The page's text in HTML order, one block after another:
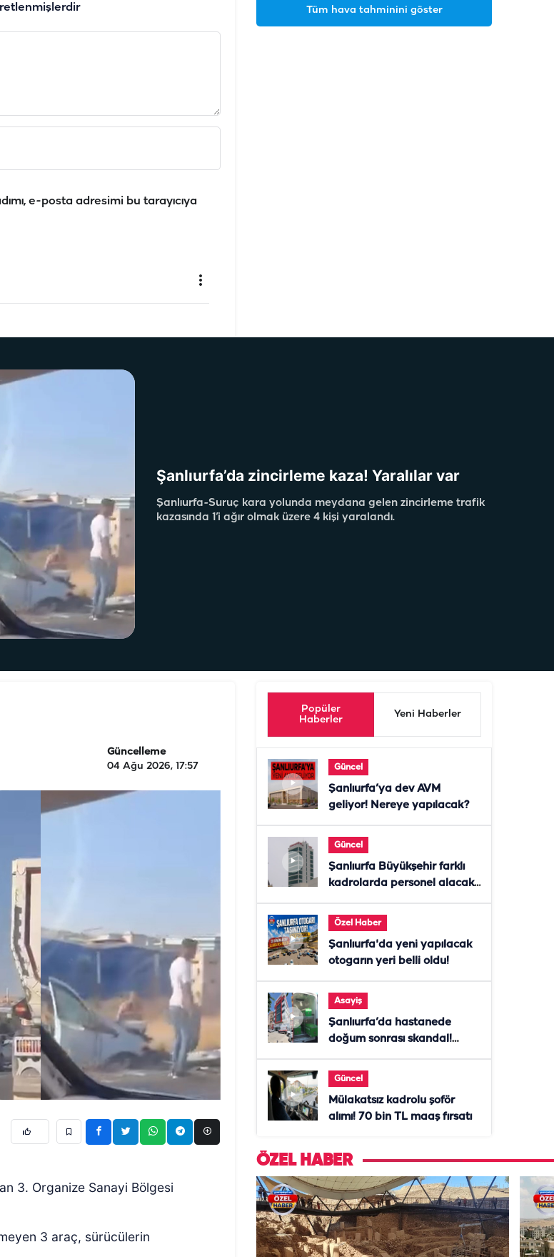
e-posta adresimi bu tarayıcıya
Tüm hava tahminini göster
Şanlıurfa’da zincirleme kaza! Yaralılar var
Şanlıurfa-Suruç kara yolunda meydana gelen zincirleme trafik
kazasında 1’i ağır olmak üzere 4 kişi yaralandı.
Güncelleme
04 Ağu 2026, 17:57
3. Organize Sanayi Bölgesi
3 araç, sürücülerin
Popüler
Haberler
Yeni Haberler
Güncel
Şanlıurfa’ya dev AVM
geliyor! Nereye yapılacak?
Güncel
Şanlıurfa Büyükşehir farklı
kadrolarda personel alacak!
Özel Haber
Şanlıurfa'da yeni yapılacak
otogarın yeri belli oldu!
Asayiş
Şanlıurfa’da hastanede
doğum sonrası skandal!
Güncel
Mülakatsız kadrolu şoför
alımı! 70 bin TL maaş fırsatı
ÖZEL HABER